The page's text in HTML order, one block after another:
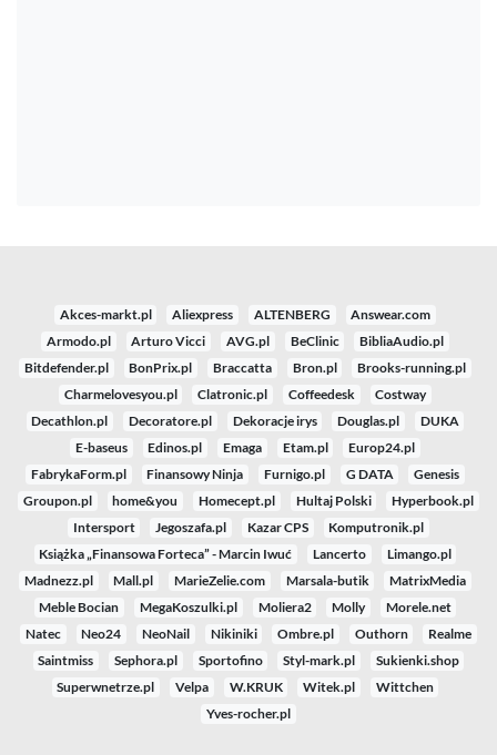
Akces-markt.pl Aliexpress ALTENBERG
Answear.com
Armodo.pl
Arturo Vicci AVG.pl BeClinic
BibliaAudio.pl
Bitdefender.pl
BonPrix.pl Braccatta Bron.pl
Brooks-running.pl
Charmelovesyou.pl
Clatronic.pl Coffeedesk
Costway
Decathlon.pl
Decoratore.pl Dekoracje irys Douglas.pl
DUKA
E-baseus
Edinos.pl Emaga Etam.pl
Europ24.pl
FabrykaForm.pl
Finansowy Ninja Furnigo.pl G DATA
Genesis
Groupon.pl
home&you Homecept.pl Hultaj Polski
Hyperbook.pl
Intersport
Jegoszafa.pl Kazar CPS
Komputronik.pl
Książka „Finansowa Forteca” - Marcin Iwuć
Lancerto
Limango.pl
Madnezz.pl
Mall.pl MarieZelie.com Marsala-butik
MatrixMedia
Meble Bocian
MegaKoszulki.pl Moliera2 Molly
Morele.net
Natec
Neo24 NeoNail Nikiniki Ombre.pl Outhorn
Realme
Saintmiss
Sephora.pl Sportofino Styl-mark.pl
Sukienki.shop
Superwnetrze.pl
Velpa W.KRUK Witek.pl
Wittchen
Yves-rocher.pl